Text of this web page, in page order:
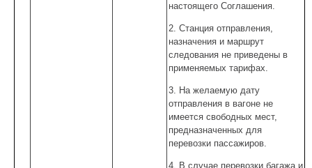
настоящего Соглашения.
2. Станция отправления,
назначения и маршрут
следования не приведены в
применяемых тарифах.
3. На желаемую дату
отправления в вагоне не
имеется свободных мест,
предназначенных для
перевозки пассажиров.
4. В случае перевозки багажа и